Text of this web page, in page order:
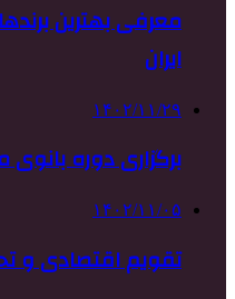
معرفی بهترین
ایران
۱۴۰۲/۱۱/۲۹
برگزاری دوره بانوی
۱۴۰۲/۱۱/۰۵
تقویم اقتصادی و